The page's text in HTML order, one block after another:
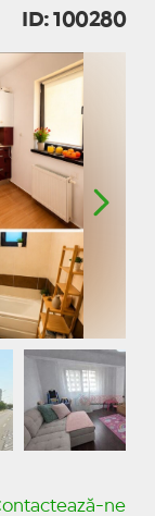
ID: 100280
ne